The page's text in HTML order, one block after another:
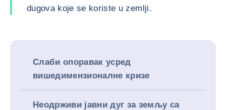
dugova koje se koriste u zemlji.
Слаби опоравак усред
вишедимензионалне кризе
Неодрживи јавни дуг за земљу са